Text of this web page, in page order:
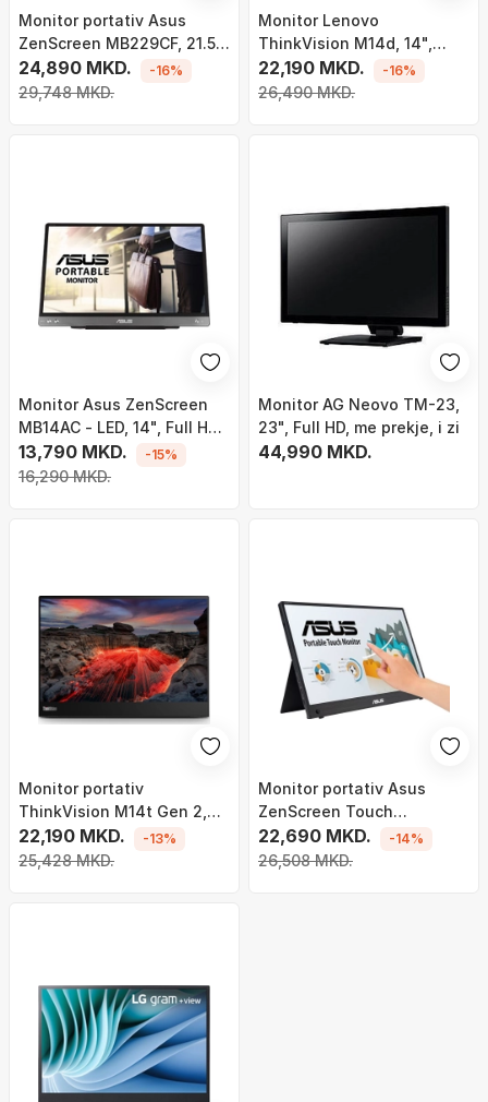
Monitor portativ Asus
ZenScreen MB229CF, 21.5",
1920 x 1080 (FullHD), 100
Hz, i zi
24,890 MKD.
29,748 MKD.
-16%
Monitor Lenovo
ThinkVision M14d, 14",
2240x1400
22,190 MKD.
26,490 MKD.
-16%
Monitor Asus ZenScreen
MB14AC - LED, 14", Full HD,
i zi
13,790 MKD.
16,290 MKD.
-15%
Monitor AG Neovo TM-23,
23", Full HD, me prekje, i zi
44,990 MKD.
Monitor portativ
ThinkVision M14t Gen 2,
14'', 2.2K (2240x1400),
Touchscreen, 60Hz, i zi
22,190 MKD.
25,428 MKD.
-13%
Monitor portativ Asus
ZenScreen Touch
MB16AMTR, FullHD, 15.6",
60Hz, i zi
22,690 MKD.
26,508 MKD.
-14%